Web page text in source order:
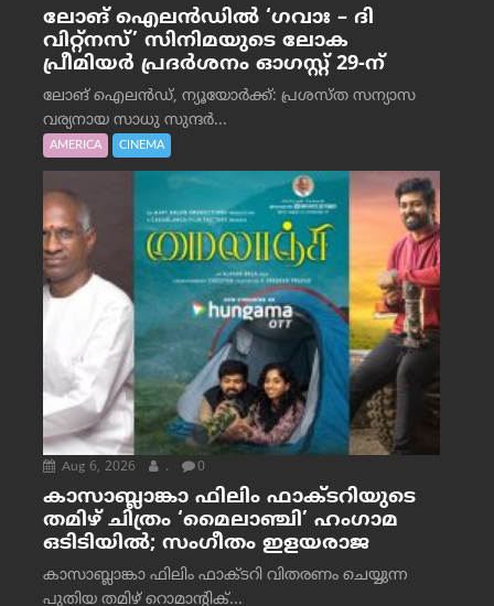
ലോങ് ഐലൻഡിൽ ‘ഗവാഃ – ദി
വിറ്റ്‌നസ്’ സിനിമയുടെ ലോക
പ്രീമിയർ പ്രദർശനം ഓഗസ്റ്റ് 29-ന്
ലോങ് ഐലൻഡ്, ന്യൂയോർക്ക്: പ്രശസ്ത സന്യാസ
വര്യനായ സാധു സുന്ദർ...
AMERICA CINEMA
Aug 6, 2026 . 0
കാസാബ്ലാങ്കാ ഫിലിം ഫാക്ടറിയുടെ
തമിഴ് ചിത്രം ‘മൈലാഞ്ചി’ ഹംഗാമ
ഒടിടിയിൽ; സംഗീതം ഇളയരാജ
കാസാബ്ലാങ്കാ ഫിലിം ഫാക്ടറി വിതരണം ചെയ്യുന്ന
പുതിയ തമിഴ് റൊമാന്റിക്...